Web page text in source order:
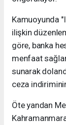
Kamuoyunda
ilişkin
göre, banka
menfaat
sunarak
ceza
Öte yandan